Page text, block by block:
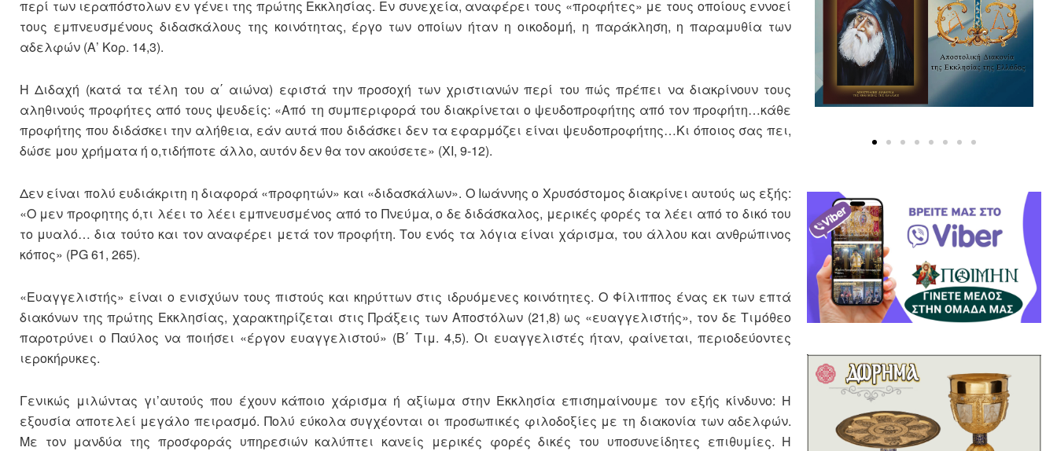
περί των ιεραπόστολων εν γένει της πρώτης Εκκλησίας. Εν συνεχεία, αναφέρει τους «προφήτες» με τους οποίους εννοεί
τους εμπνευσμένους διδασκάλους της κοινότητας, έργο των οποίων ήταν η οικοδομή, η παράκληση, η παραμυθία των
αδελφών (Α’ Κορ. 14,3).
Η Διδαχή (κατά τα τέλη του α΄ αιώνα) εφιστά την προσοχή των χριστιανών περί του πώς πρέπει να διακρίνουν τους
αληθινούς προφήτες από τους ψευδείς: «Από τη συμπεριφορά του διακρίνεται ο ψευδοπροφήτης από τον προφήτη…κάθε
προφήτης που διδάσκει την αλήθεια, εάν αυτά που διδάσκει δεν τα εφαρμόζει είναι ψευδοπροφήτης…Κι όποιος σας πει,
δώσε μου χρήματα ή ο,τιδήποτε άλλο, αυτόν δεν θα τον ακούσετε» (ΧΙ, 9-12).
Δεν είναι πολύ ευδιάκριτη η διαφορά «προφητών» και «διδασκάλων». Ο Ιωάννης ο Χρυσόστομος διακρίνει αυτούς ως εξής:
«Ο μεν προφητης ό,τι λέει το λέει εμπνευσμένος από το Πνεύμα, ο δε διδάσκαλος, μερικές φορές τα λέει από το δικό του
το μυαλό… δια τούτο και τον αναφέρει μετά τον προφήτη. Του ενός τα λόγια είναι χάρισμα, του άλλου και ανθρώπινος
κόπος» (PG 61, 265).
«Ευαγγελιστής» είναι ο ενισχύων τους πιστούς και κηρύττων στις ιδρυόμενες κοινότητες. Ο Φίλιππος ένας εκ των επτά
διακόνων της πρώτης Εκκλησίας, χαρακτηρίζεται στις Πράξεις των Αποστόλων (21,8) ως «ευαγγελιστής», τον δε Τιμόθεο
παροτρύνει ο Παύλος να ποιήσει «έργον ευαγγελιστού» (Β΄ Τιμ. 4,5). Οι ευαγγελιστές ήταν, φαίνεται, περιοδεύοντες
ιεροκήρυκες.
Γενικώς μιλώντας γι’αυτούς που έχουν κάποιο χάρισμα ή αξίωμα στην Εκκλησία επισημαίνουμε τον εξής κίνδυνο: Η
εξουσία αποτελεί μεγάλο πειρασμό. Πολύ εύκολα συγχέονται οι προσωπικές φιλοδοξίες με τη διακονία των αδελφών.
Με τον μανδύα της προσφοράς υπηρεσιών καλύπτει κανείς μερικές φορές δικές του υποσυνείδητες επιθυμίες. Η